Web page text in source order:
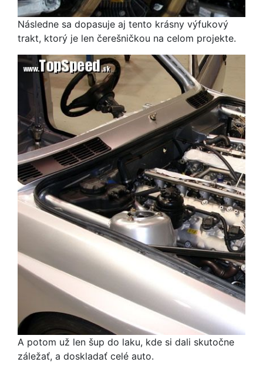
Následne sa dopasuje aj tento krásny výfukový
trakt, ktorý je len čerešničkou na celom projekte.
A potom už len šup do laku, kde si dali skutočne
záležať, a doskladať celé auto.